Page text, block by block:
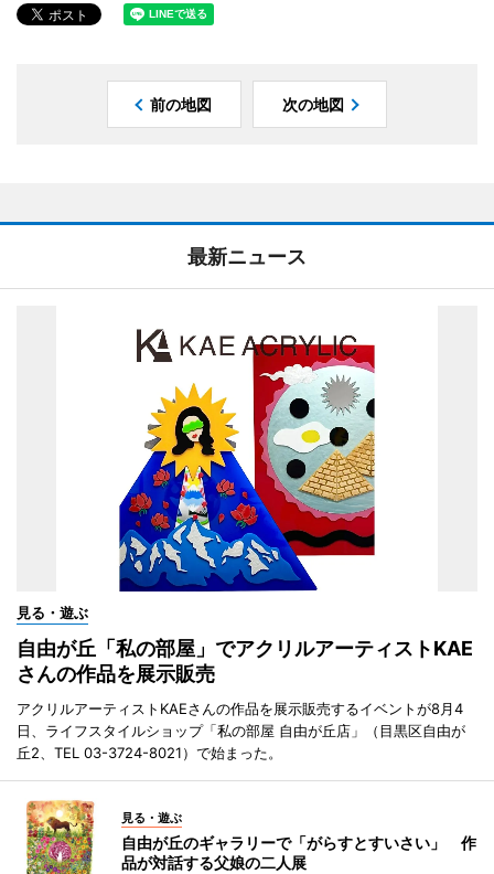
前の地図 次の地図
最新ニュース
見る・遊ぶ
自由が丘「私の部屋」でアクリルアーティストKAE
さんの作品を展示販売
アクリルアーティストKAEさんの作品を展示販売するイベントが8月4
日、ライフスタイルショップ「私の部屋 自由が丘店」（目黒区自由が
丘2、TEL 03-3724-8021）で始まった。
見る・遊ぶ
自由が丘のギャラリーで「がらすとすいさい」 作
品が対話する父娘の二人展